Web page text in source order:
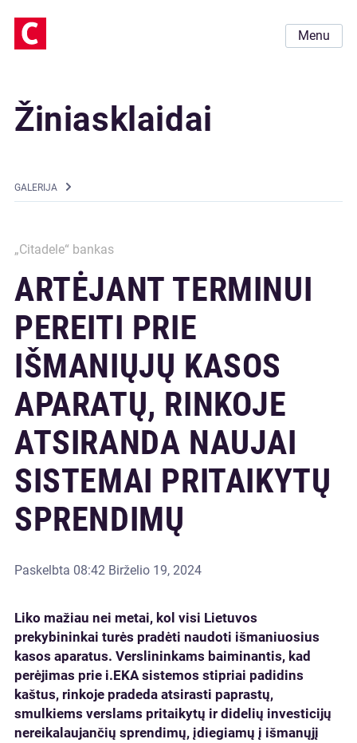
Menu
Žiniasklaidai
GALERIJA
„Citadele“ bankas
ARTĖJANT TERMINUI
PEREITI PRIE
IŠMANIŲJŲ KASOS
APARATŲ, RINKOJE
ATSIRANDA NAUJAI
SISTEMAI PRITAIKYTŲ
SPRENDIMŲ
Paskelbta 08:42 Birželio 19, 2024
Liko mažiau nei metai, kol visi Lietuvos
prekybininkai turės pradėti naudoti išmaniuosius
kasos aparatus. Verslininkams baiminantis, kad
perėjimas prie i.EKA sistemos stipriai padidins
kaštus, rinkoje pradeda atsirasti paprastų,
smulkiems verslams pritaikytų ir didelių investicijų
nereikalaujančių sprendimų, įdiegiamų į išmanųjį